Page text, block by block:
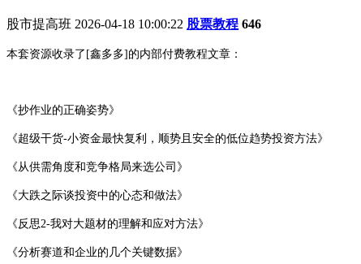
股市提高班 2026-04-18 10:00:22 股票教程 646
本套资源收录了[鑫多多]的内部付费教程文章：
《抄作业的正确姿势》
《超级干货-小资金最快复利，顺势且安全的低位趋势投资方法》
《从供需角度和竞争格局来选公司》
《大跌之际谈投资中的心态和做法》
《反思2-我对大题材的理解和应对方法》
《分析赛道和企业的几个关键数据》